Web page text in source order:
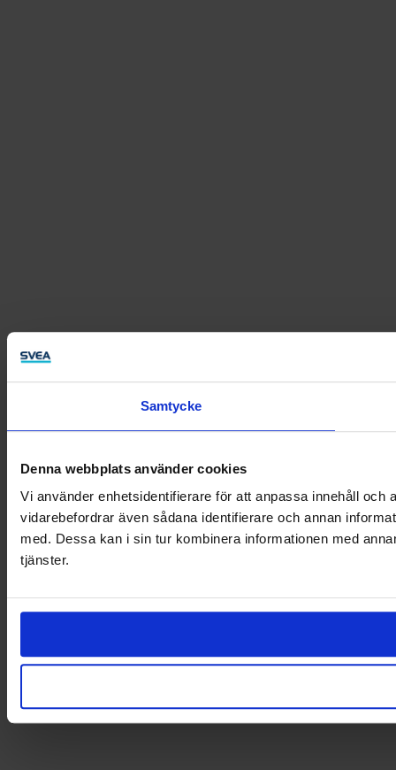
Samtycke
Denna webbplats använder cookies
Vi använder enhetsidentifierare för att anpassa innehåll
vidarebefordrar även sådana identifierare och annan
med. Dessa kan i sin tur kombinera informationen med
tjänster.